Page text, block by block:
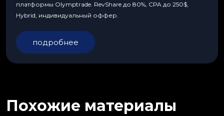
платформы Olymptrade. RevShare до 80%, CPA до 250$,
Hybrid, индивидуальный оффер.
подробнее
Похожие материалы